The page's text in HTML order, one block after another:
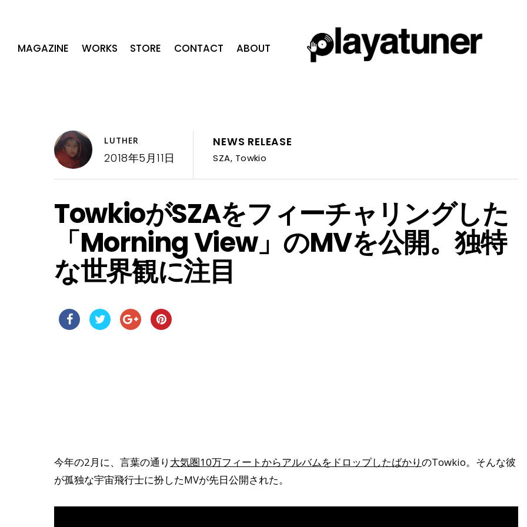
MAGAZINE WORKS STORE CONTACT ABOUT
LUTHER
2018年5月11日
NEWS RELEASE
SZA, Towkio
TowkioがSZAをフィーチャリングした
「Morning View」のMVを公開。独特
な世界観に注目
今年の2月に、言葉の通り 大気圏10万フィートからアルバムをドロップしたばかりのTowkio。そんな彼
が孤独な宇宙飛行士に扮したMVが先日公開された。